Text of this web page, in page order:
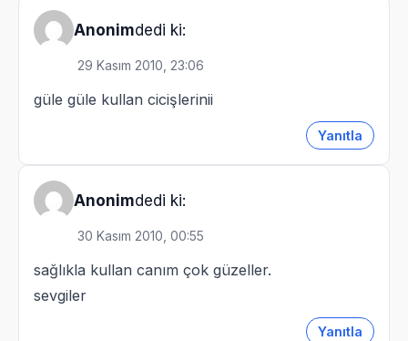
Anonimdedi ki:
29 Kasım 2010, 23:06
güle güle kullan cicişlerinii
Yanıtla
Anonimdedi ki:
30 Kasım 2010, 00:55
sağlıkla kullan canım çok güzeller.
sevgiler
Yanıtla